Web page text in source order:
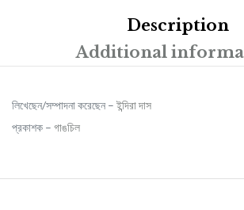
Description
Additional
লিখেছেন/সম্পাদনা করেছেন – ইন্দিরা দাস
প্রকাশক – গাঙচিল